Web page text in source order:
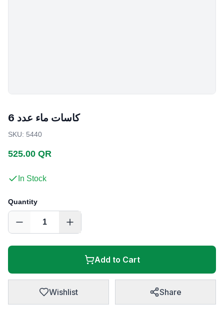
كاسات ماء عدد 6
SKU: 5440
525.00 QR
In Stock
Quantity
1
Add to Cart
Wishlist Share